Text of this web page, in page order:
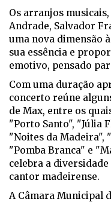
Os arranjos
Andrade, Salvador
uma nova dimensão
sua essência e
emotivo, pensado
Com uma duração
concerto reúne
de Max, entre os
"Porto Santo", "Júlia
"Noites da Madeira",
"Pomba Branca" e
celebra a
cantor madeirense.
A Câmara Municipal